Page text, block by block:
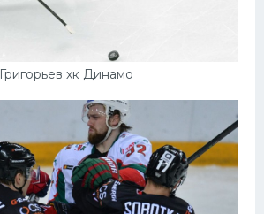
Григорьев хк Динамо